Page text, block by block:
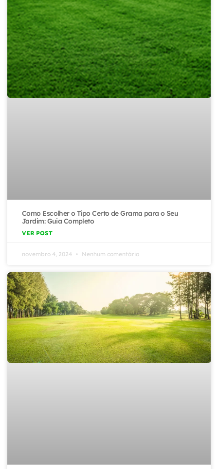
Como Escolher o Tipo Certo de Grama para o Seu
Jardim: Guia Completo
VER POST
novembro 4, 2024 Nenhum comentário